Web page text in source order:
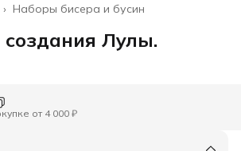
Наборы бисера и бусин
›
Лулы.
от 4 000 ₽